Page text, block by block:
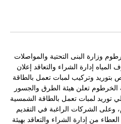
ولاية الخرطوم وزارة البنى التحتية والمواصلات
إدارة الشراء والتعاقد إعلان
2025م والخاص بتوريد وتركيب لمبات تعمل بالطاقة
الخرطوم تعلن هيئة الطرق والجسور
توريد لمبات تعمل بالطاقة الشمسية
وعلى الشركات الراغبة في التقديم
من إدارة الشراء والتعاقد بهيئة